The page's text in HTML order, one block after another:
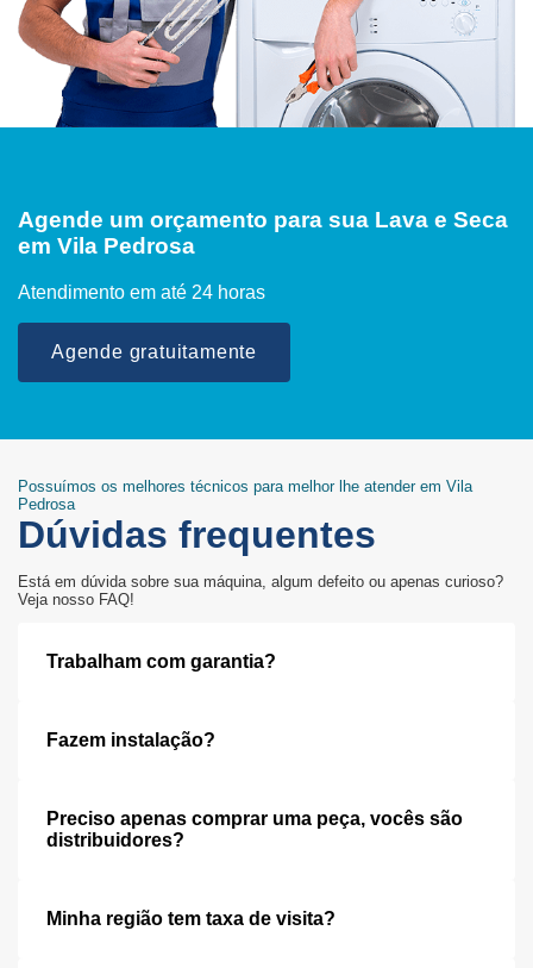
Agende um orçamento para sua Lava e Seca
em Vila Pedrosa
Atendimento em até 24 horas
Agende gratuitamente
Possuímos os melhores técnicos para melhor lhe atender em Vila
Pedrosa
Dúvidas frequentes
Está em dúvida sobre sua máquina, algum defeito ou apenas curioso?
Veja nosso FAQ!
Trabalham com garantia?
Fazem instalação?
Preciso apenas comprar uma peça, vocês são
distribuidores?
Minha região tem taxa de visita?